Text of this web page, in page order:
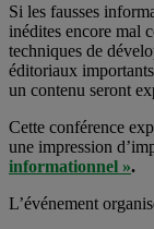
Si les fausses
inédites encore mal
techniques de
éditoriaux
un contenu seront
Cette conférence
une impression
informationnel ».
L’événement